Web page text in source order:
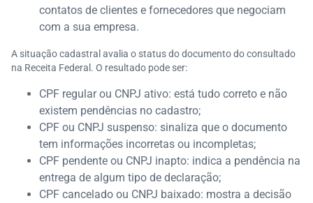
contatos de clientes e fornecedores que negociam
com a sua empresa.
A situação cadastral avalia o status do documento do consultado
na Receita Federal. O resultado pode ser:
CPF regular ou CNPJ ativo: está tudo correto e não
existem pendências no cadastro;
CPF ou CNPJ suspenso: sinaliza que o documento
tem informações incorretas ou incompletas;
CPF pendente ou CNPJ inapto: indica a pendência na
entrega de algum tipo de declaração;
CPF cancelado ou CNPJ baixado: mostra a decisão